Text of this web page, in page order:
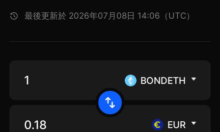
最後更新於 2026年07月08日 14:06（UTC）
BONDETH
EUR